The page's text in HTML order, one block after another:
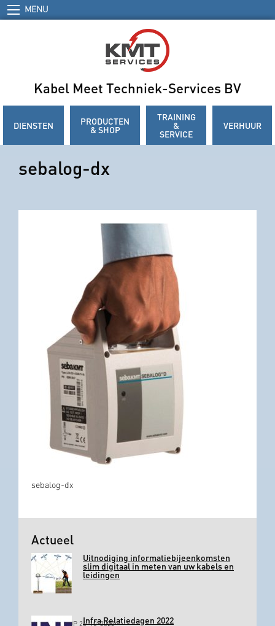
MENU
Kabel Meet Techniek-Services BV
DIENSTEN PRODUCTEN
& SHOP
TRAINING
&
SERVICE
VERHUUR
sebalog-dx
sebalog-dx
Actueel
Uitnodiging informatiebijeenkomsten
slim digitaal in meten van uw kabels en
leidingen
GEPLAATST OP 26-10-2022Infra Relatiedagen 2022